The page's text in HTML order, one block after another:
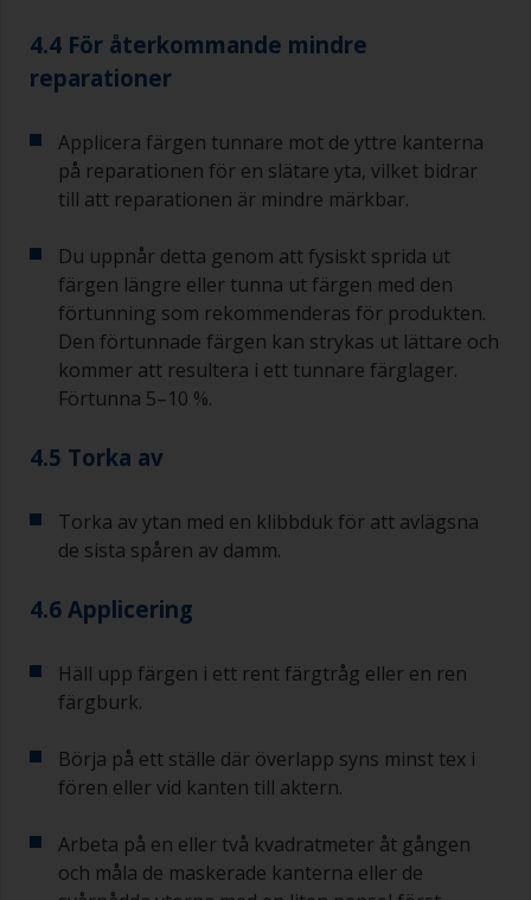
4.4 För återkommande mindre
reparationer
Applicera färgen tunnare mot de yttre kanterna
på reparationen för en slätare yta, vilket bidrar
till att reparationen är mindre märkbar.
Du uppnår detta genom att fysiskt sprida ut
färgen längre eller tunna ut färgen med den
förtunning som rekommenderas för produkten.
Den förtunnade färgen kan strykas ut lättare och
kommer att resultera i ett tunnare färglager.
Förtunna 5–10 %.
4.5 Torka av
Torka av ytan med en klibbduk för att avlägsna
de sista spåren av damm.
4.6 Applicering
Häll upp färgen i ett rent färgtråg eller en ren
färgburk.
Börja på ett ställe där överlapp syns minst tex i
fören eller vid kanten till aktern.
Arbeta på en eller två kvadratmeter åt gången
och måla de maskerade kanterna eller de